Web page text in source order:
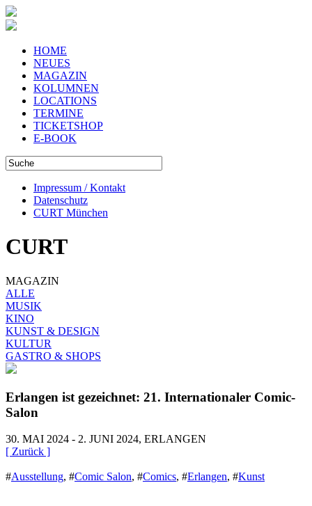
HOME
NEUES
MAGAZIN
KOLUMNEN
LOCATIONS
TERMINE
TICKETSHOP
E-BOOK
Impressum / Kontakt
Datenschutz
CURT München
CURT
MAGAZIN
ALLE
MUSIK
KINO
KUNST & DESIGN
KULTUR
GASTRO & SHOPS
Erlangen ist gezeichnet: 21. Internationaler Comic-
Salon
30. MAI 2024 - 2. JUNI 2024, ERLANGEN
[ Zurück ]
#Ausstellung, #Comic Salon, #Comics, #Erlangen, #Kunst